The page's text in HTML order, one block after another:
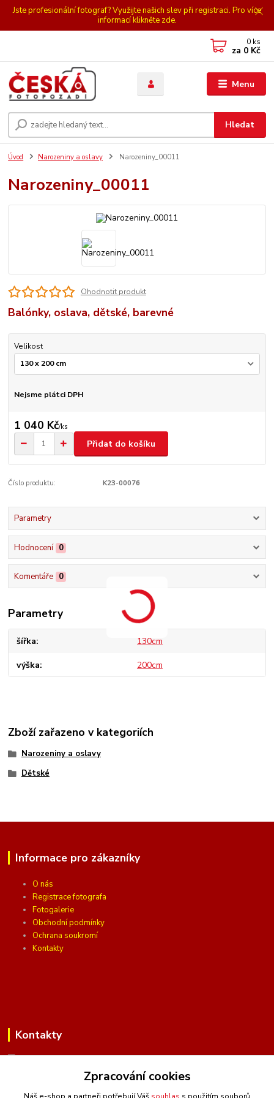
Jste profesionální fotograf? Využijte našich slev při registraci. Pro více
informací klikněte zde.
Menu
Hledat
0 ks
za 0 Kč
Úvod Narozeniny a oslavy Narozeniny_00011
Narozeniny_00011
Ohodnotit produkt
Balónky, oslava, dětské, barevné
Velikost
Nejsme plátci DPH
1 040 Kč/ks
Přidat do košíku
Číslo produktu: K23-00076
Parametry
Hodnocení 0
Komentáře 0
Parametry
šířka 130cm
výška 200cm
Zboží zařazeno v kategoriích
Narozeniny a oslavy
Dětské
Informace pro zákazníky
O nás
Registrace fotografa
Fotogalerie
Obchodní podmínky
Ochrana soukromí
Kontakty
Kontakty
(Po-Pá, 10 - 16 hod.)
Zpracování cookies